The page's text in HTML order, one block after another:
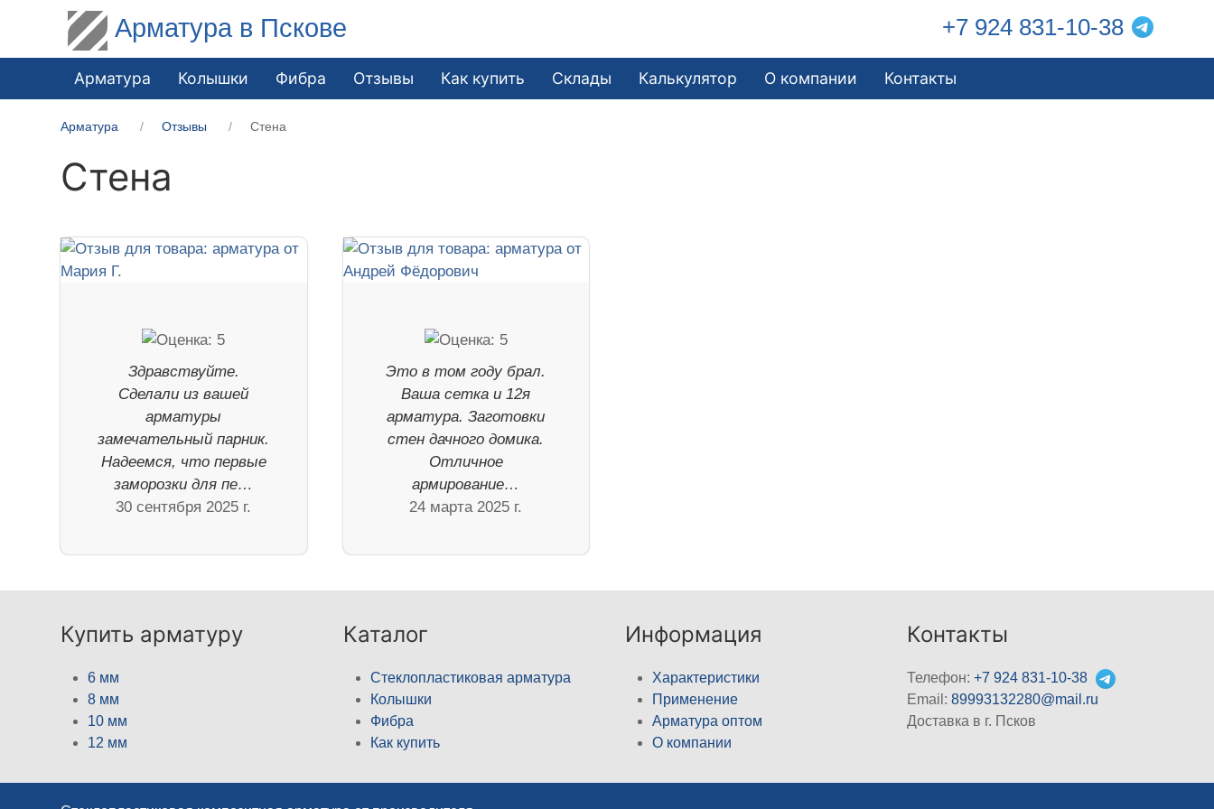
Арматура в Пскове +7 924 831-10-38
Арматура Колышки Фибра Отзывы Как купить Склады Калькулятор О компании Контакты
Арматура Отзывы Стена
Стена
Здравствуйте.
Сделали из вашей
арматуры
замечательный парник.
Надеемся, что первые
заморозки для пе…
30 сентября 2025 г.
Это в том году брал.
Ваша сетка и 12я
арматура. Заготовки
стен дачного домика.
Отличное
армирование…
24 марта 2025 г.
Купить арматуру
6 мм
8 мм
10 мм
12 мм
Каталог
Стеклопластиковая арматура
Колышки
Фибра
Как купить
Информация
Характеристики
Применение
Арматура оптом
О компании
Контакты
Телефон:+7 924 831-10-38
Email:89993132280@mail.ru
Доставка в г. Псков